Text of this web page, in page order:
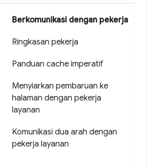
Berkomunikasi dengan pekerja
Ringkasan pekerja
Panduan cache imperatif
Menyiarkan pembaruan ke
halaman dengan pekerja
layanan
Komunikasi dua arah dengan
pekerja layanan